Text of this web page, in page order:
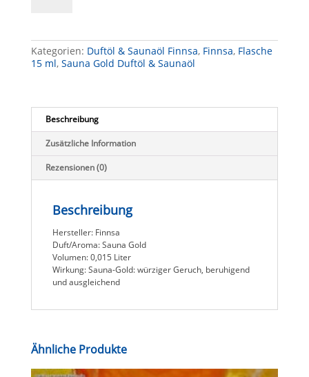
15
ml
Duftöl
Aromatherapie
&
Sauna
Menge
Kategorien: Duftöl & Saunaöl Finnsa, Finnsa, Flasche
15 ml, Sauna Gold Duftöl & Saunaöl
Beschreibung
Zusätzliche Information
Rezensionen (0)
Beschreibung
Hersteller: Finnsa
Duft/Aroma: Sauna Gold
Volumen: 0,015 Liter
Wirkung: Sauna-Gold: würziger Geruch, beruhigend
und ausgleichend
Ähnliche Produkte